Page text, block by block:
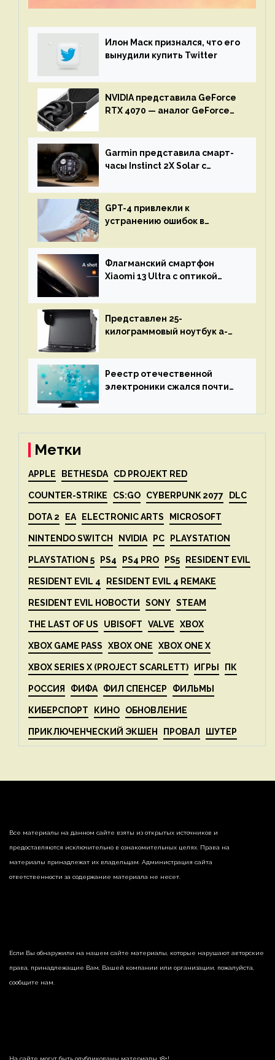
механике
Илон Маск признался, что его
вынудили купить Twitter
NVIDIA представила GeForce
RTX 4070 — аналог GeForce
Garmin представила смарт-
часы Instinct 2X Solar с
GPT-4 привлекли к
устранению ошибок в
остановится до полного
восстановления кода и
объяснит, что пошло не так
Флагманский смартфон
Xiaomi 13 Ultra с оптикой
представят 18 апреля
Представлен 25-
килограммовый ноутбук a-
до 3 Тбайт DDR5 и шесть
дисплеев
Реестр отечественной
электроники сжался почти
Метки
APPLE BETHESDA CD PROJEKT RED
COUNTER-STRIKE CS:GO CYBERPUNK 2077 DLC
DOTA 2 EA ELECTRONIC ARTS MICROSOFT
NINTENDO SWITCH NVIDIA PC PLAYSTATION
PLAYSTATION 5 PS4 PS4 PRO PS5 RESIDENT EVIL
RESIDENT EVIL 4 RESIDENT EVIL 4 REMAKE
RESIDENT EVIL НОВОСТИ SONY STEAM
THE LAST OF US UBISOFT VALVE XBOX
XBOX GAME PASS XBOX ONE XBOX ONE X
XBOX SERIES X (PROJECT SCARLETT) ИГРЫ ПК
РОССИЯ ФИФА ФИЛ СПЕНСЕР ФИЛЬМЫ
КИБЕРСПОРТ КИНО ОБНОВЛЕНИЕ
ПРИКЛЮЧЕНЧЕСКИЙ ЭКШЕН ПРОВАЛ ШУТЕР
Все материалы на данном сайте взяты из открытых источников и
предоставляются исключительно в ознакомительных целях. Права на
материалы принадлежат их владельцам. Администрация сайта
ответственности за содержание материала не несет.
Если Вы обнаружили на нашем сайте материалы, которые нарушают авторские
права, принадлежащие Вам, Вашей компании или организации, пожалуйста,
сообщите нам.
На сайте могут быть опубликованы материалы 18+!